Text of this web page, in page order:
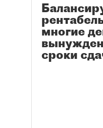
многие
сроки